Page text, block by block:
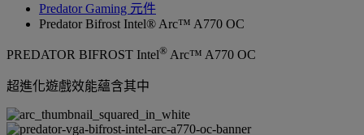
Predator Gaming 元件
Predator Bifrost Intel® Arc™ A770 OC
PREDATOR BIFROST Intel® Arc™ A770 OC
超進化遊戲效能蘊含其中